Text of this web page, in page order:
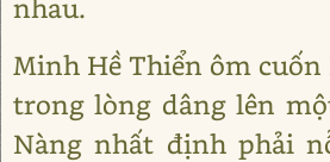
nhau.
Minh Hề Thiển ôm cuốn
trong lòng dâng lên
Nàng nhất định phải